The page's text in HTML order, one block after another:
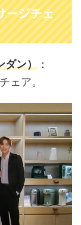
ージチェ
ダン） ：
ェア。